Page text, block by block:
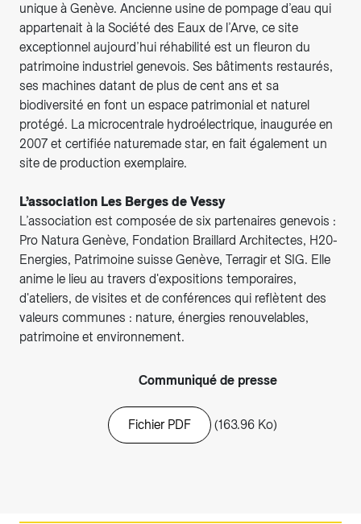
unique à Genève. Ancienne usine de pompage d’eau qui
appartenait à la Société des Eaux de l’Arve, ce site
exceptionnel aujourd’hui réhabilité est un fleuron du
patrimoine industriel genevois. Ses bâtiments restaurés,
ses machines datant de plus de cent ans et sa
biodiversité en font un espace patrimonial et naturel
protégé. La microcentrale hydroélectrique, inaugurée en
2007 et certifiée naturemade star, en fait également un
site de production exemplaire.
L’association Les Berges de Vessy
L’association est composée de six partenaires genevois :
Pro Natura Genève, Fondation Braillard Architectes, H20-
Energies, Patrimoine suisse Genève, Terragir et SIG. Elle
anime le lieu au travers d'expositions temporaires,
d'ateliers, de visites et de conférences qui reflètent des
valeurs communes : nature, énergies renouvelables,
patrimoine et environnement.
Communiqué de presse
Fichier PDF (163.96 Ko)